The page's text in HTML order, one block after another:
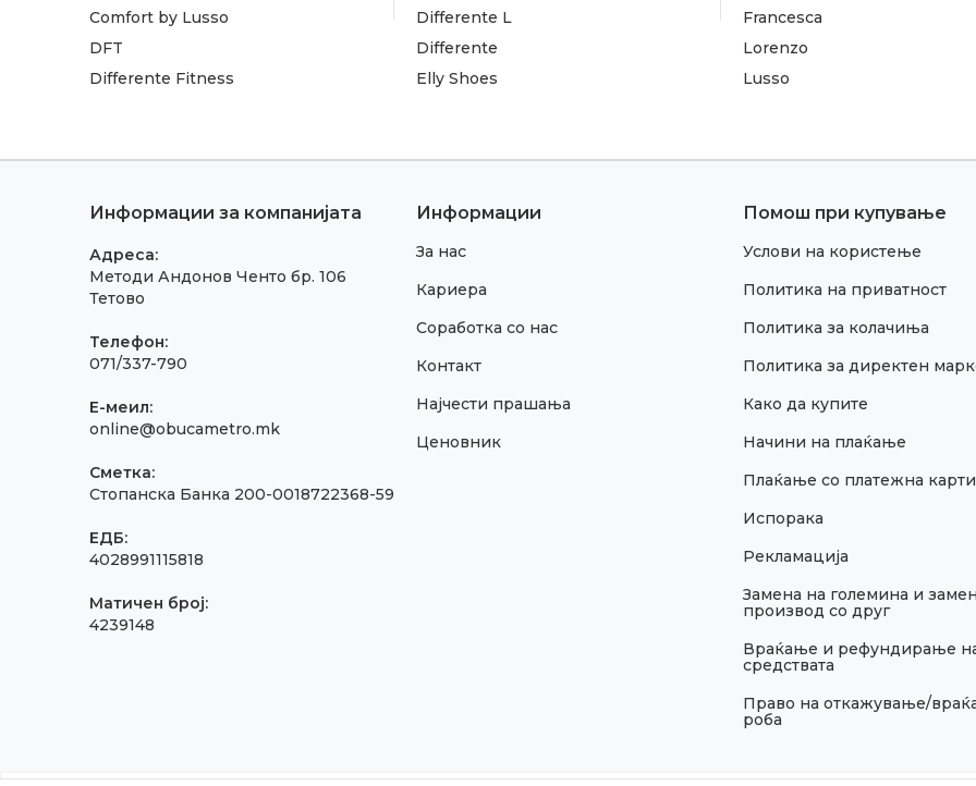
Comfort by Lusso
DFT
Differente Fitness
Differente L
Differente
Elly Shoes
Francesca
Lorenzo
Lusso
Информации за компанијата
Адреса:
Методи Андонов Ченто бр. 106
Тетово
Телефон:
071/337-790
E-меил:
online@obucametro.mk
Сметка:
Стопанска Банка 200-0018722368-59
ЕДБ:
4028991115818
Матичен број:
4239148
Информации
За нас
Кариера
Соработка со нас
Контакт
Најчести прашања
Ценовник
Помош при купување
Услови на користење
Политика на приватност
Политика за колачиња
Политика за директен
Како да купите
Начини на плаќање
Плаќање со платежна
Испорака
Рекламација
Замена на големина и
производ со друг
Враќање и рефундирање
средствата
Право на откажување/
роба